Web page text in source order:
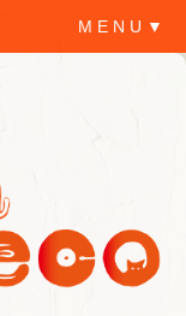
M E N U ▼